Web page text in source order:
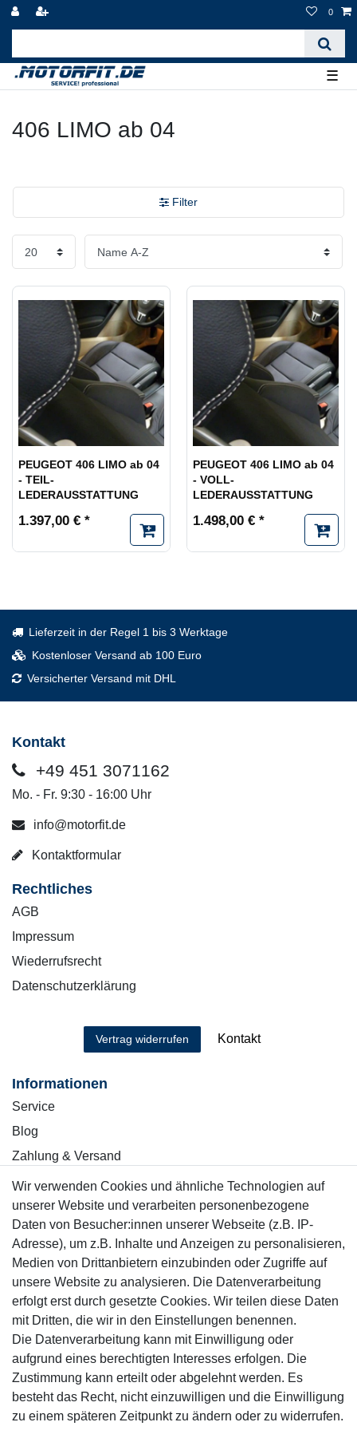
0
☰
406 LIMO ab 04
Filter
PEUGEOT 406 LIMO ab 04
- TEIL-
LEDERAUSSTATTUNG
1.397,00 € *
PEUGEOT 406 LIMO ab 04
- VOLL-
LEDERAUSSTATTUNG
1.498,00 € *
Lieferzeit in der Regel 1 bis 3 Werktage
Kostenloser Versand ab 100 Euro
Versicherter Versand mit DHL
Kontakt
+49 451 3071162
Mo. - Fr. 9:30 - 16:00 Uhr
info@motorfit.de
Kontaktformular
Rechtliches
AGB
Impressum
Wiederrufsrecht
Datenschutzerklärung
Vertrag widerrufen Kontakt
Informationen
Service
Blog
Zahlung & Versand
Sicher einkaufen
Mitglied
Motor-Fit
© Copyright 2026 | Alle Rechte vorbehalten.
Wir verwenden Cookies und ähnliche Technologien auf
unserer Website und verarbeiten personenbezogene
Daten von Besucher:innen unserer Webseite (z.B. IP-
Adresse), um z.B. Inhalte und Anzeigen zu personalisieren,
Medien von Drittanbietern einzubinden oder Zugriffe auf
unsere Website zu analysieren. Die Datenverarbeitung
erfolgt erst durch gesetzte Cookies. Wir teilen diese Daten
mit Dritten, die wir in den Einstellungen benennen.
Die Datenverarbeitung kann mit Einwilligung oder
aufgrund eines berechtigten Interesses erfolgen. Die
Zustimmung kann erteilt oder abgelehnt werden. Es
besteht das Recht, nicht einzuwilligen und die Einwilligung
zu einem späteren Zeitpunkt zu ändern oder zu widerrufen.